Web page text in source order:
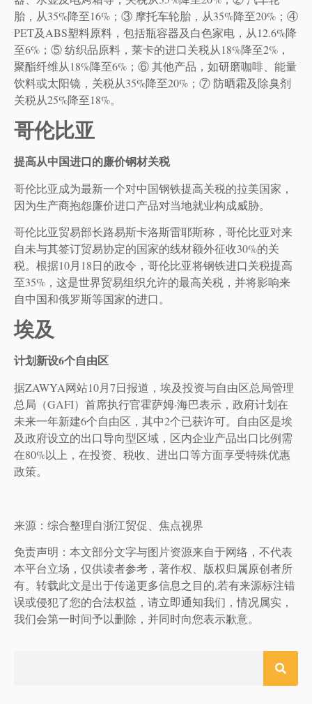
胎，从35%降至16%；③ 摩托车轮胎，从35%降至20%；④
PET及ABS塑料原料，包括瓶容器及白色家电，从12.6%降
至6%；⑤ 纺织品原料，莱卡的进口关税从18%降至2%，
聚酯纤维从18%降至6%；⑥ 其他产品，如研磨咖啡、能量
饮料或太阳镜，关税从35%降至20%；⑦ 防晒霜及除臭剂
关税从25%降至18%。
哥伦比亚
提高从中国进口的廉价钢材关税
哥伦比亚成为最新一个对中国钢铁提高关税的拉美国家，
因为生产商抱怨廉价进口产品对当地就业构成威胁。
哥伦比亚贸易部长路易斯卡洛斯雷耶斯称，哥伦比亚对来
自未与其签订贸易协定的国家的线材额外征收30%的关
税。根据10月18日的政令，哥伦比亚将钢铁进口关税提高
至35%，这是世界贸易组织允许的最高关税，并将影响来
自中国和俄罗斯等国家的进口。
埃及
计划新设6个自由区
据ZAWYA网站10月7日报道，埃及投资与自由区总局管理
总局（GAFI）首席执行官霍萨姆·海巴表示，政府计划在
未来一年新建6个自由区，其中2个已获许可。自由区是埃
及政府设立的出口导向型区域，区内企业产品出口比例需
在80%以上，在投资、税收、进出口等方面享受特殊优惠
政策。
来源：综合整理自浙江贸促、焦点视界
免责声明：本文部分文字与图片资源来自于网络，不代表
本平台立场，仅供读者参考，著作权、版权归属原创者所
有。转载此文是出于传递更多信息之目的,若有来源标注错
误或侵犯了您的合法权益，请立即通知我们，情况属实，
我们会第一时间予以删除，并同时向您表示歉意。